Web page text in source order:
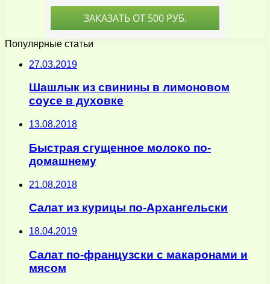
Популярные статьи
27.03.2019
Шашлык из свинины в лимоновом
соусе в духовке
13.08.2018
Быстрая сгущенное молоко по-
домашнему
21.08.2018
Салат из курицы по-Архангельски
18.04.2019
Салат по-французски с макаронами и
мясом